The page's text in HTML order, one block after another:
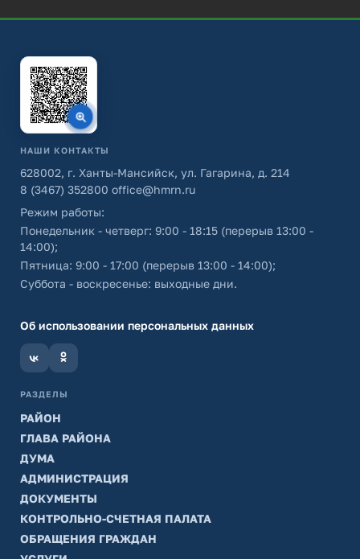
НАШИ КОНТАКТЫ
628002, г. Ханты-Мансийск, ул. Гагарина, д. 214
8 (3467) 352800 office@hmrn.ru
Режим работы:
Понедельник - четверг: 9:00 - 18:15 (перерыв 13:00 -
14:00);
Пятница: 9:00 - 17:00 (перерыв 13:00 - 14:00);
Суббота - воскресенье: выходные дни.
Об использовании персональных данных
РАЗДЕЛЫ
РАЙОН
ГЛАВА РАЙОНА
ДУМА
АДМИНИСТРАЦИЯ
ДОКУМЕНТЫ
КОНТРОЛЬНО-СЧЕТНАЯ ПАЛАТА
ОБРАЩЕНИЯ ГРАЖДАН